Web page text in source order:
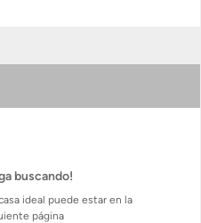
buscando!
ideal puede estar en la
página